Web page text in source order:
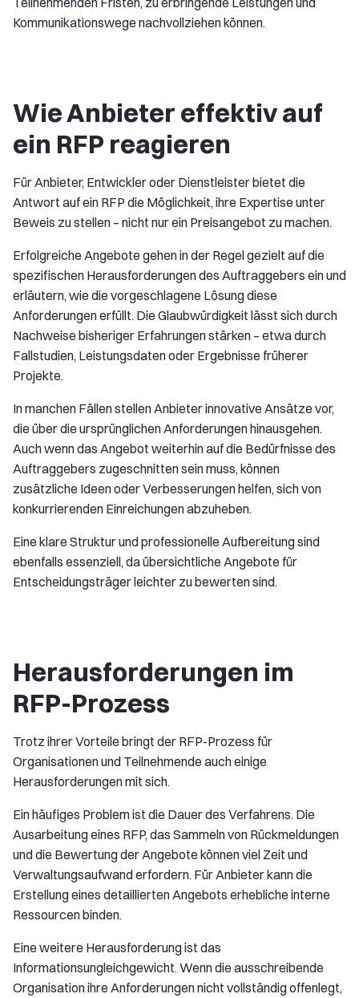
Kommunikationswege nachvollziehen können.
Wie Anbieter effektiv auf
ein RFP reagieren
Für Anbieter, Entwickler oder Dienstleister bietet die
Antwort auf ein RFP die Möglichkeit, ihre Expertise unter
Beweis zu stellen – nicht nur ein Preisangebot zu machen.
Erfolgreiche Angebote gehen in der Regel gezielt auf die
spezifischen Herausforderungen des Auftraggebers ein und
erläutern, wie die vorgeschlagene Lösung diese
Anforderungen erfüllt. Die Glaubwürdigkeit lässt sich durch
Nachweise bisheriger Erfahrungen stärken – etwa durch
Fallstudien, Leistungsdaten oder Ergebnisse früherer
Projekte.
In manchen Fällen stellen Anbieter innovative Ansätze vor,
die über die ursprünglichen Anforderungen hinausgehen.
Auch wenn das Angebot weiterhin auf die Bedürfnisse des
Auftraggebers zugeschnitten sein muss, können
zusätzliche Ideen oder Verbesserungen helfen, sich von
konkurrierenden Einreichungen abzuheben.
Eine klare Struktur und professionelle Aufbereitung sind
ebenfalls essenziell, da übersichtliche Angebote für
Entscheidungsträger leichter zu bewerten sind.
Herausforderungen im
RFP-Prozess
Trotz ihrer Vorteile bringt der RFP-Prozess für
Organisationen und Teilnehmende auch einige
Herausforderungen mit sich.
Ein häufiges Problem ist die Dauer des Verfahrens. Die
Ausarbeitung eines RFP, das Sammeln von Rückmeldungen
und die Bewertung der Angebote können viel Zeit und
Verwaltungsaufwand erfordern. Für Anbieter kann die
Erstellung eines detaillierten Angebots erhebliche interne
Ressourcen binden.
Eine weitere Herausforderung ist das
Informationsungleichgewicht. Wenn die ausschreibende
Organisation ihre Anforderungen nicht vollständig offenlegt,